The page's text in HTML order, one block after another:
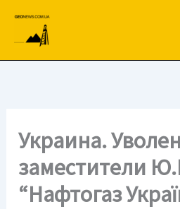
вмісту
Украина.
заместители
“Нафтогаз